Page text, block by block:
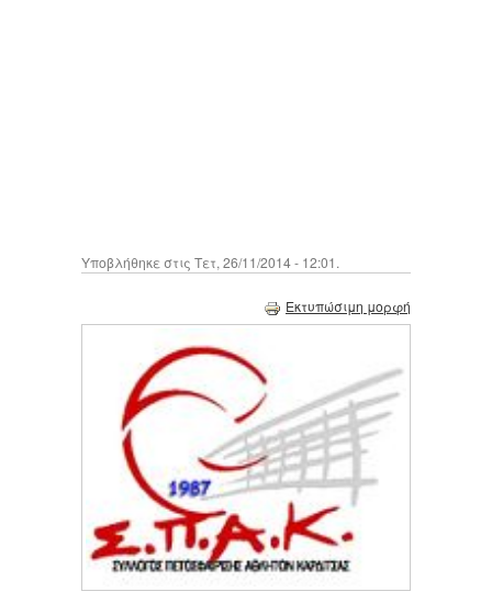
Υποβλήθηκε στις Τετ, 26/11/2014 - 12:01.
Εκτυπώσιμη μορφή